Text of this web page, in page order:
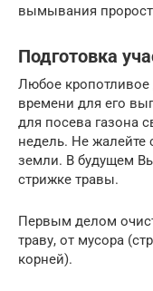
вымывания
Подготовка
Любое кропотливое
времени для его
для посева газона
недель. Не жалейте
земли. В будущем
стрижке травы.
Первым делом
траву, от мусора
корней).